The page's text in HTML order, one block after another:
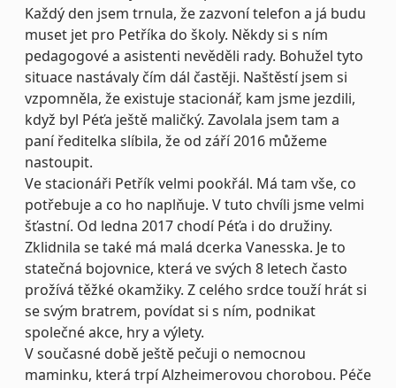
Každý den jsem trnula, že zazvoní telefon a já budu
muset jet pro Petříka do školy. Někdy si s ním
pedagogové a asistenti nevěděli rady. Bohužel tyto
situace nastávaly čím dál častěji. Naštěstí jsem si
vzpomněla, že existuje stacionář, kam jsme jezdili,
když byl Péťa ještě maličký. Zavolala jsem tam a
paní ředitelka slíbila, že od září 2016 můžeme
nastoupit.
Ve stacionáři Petřík velmi pookřál. Má tam vše, co
potřebuje a co ho naplňuje. V tuto chvíli jsme velmi
šťastní. Od ledna 2017 chodí Péťa i do družiny.
Zklidnila se také má malá dcerka Vanesska. Je to
statečná bojovnice, která ve svých 8 letech často
prožívá těžké okamžiky. Z celého srdce touží hrát si
se svým bratrem, povídat si s ním, podnikat
společné akce, hry a výlety.
V současné době ještě pečuji o nemocnou
maminku, která trpí Alzheimerovou chorobou. Péče